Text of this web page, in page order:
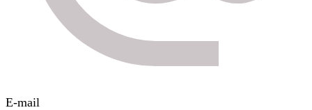
E-mail